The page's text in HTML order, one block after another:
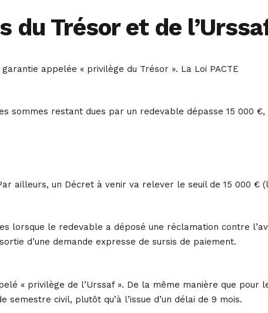
du Trésor et de
appelée « privilège du Trésor ». La Loi PACTE
sommes restant dues par un redevable dépasse 15 000 €,
ailleurs, un Décret à venir va relever le seuil de 15 000 €
lorsque le redevable a déposé une réclamation contre
d’une demande expresse de sursis de paiement.
« privilège de l’Urssaf ». De la même manière que pour
civil, plutôt qu’à l’issue d’un délai de 9 mois.